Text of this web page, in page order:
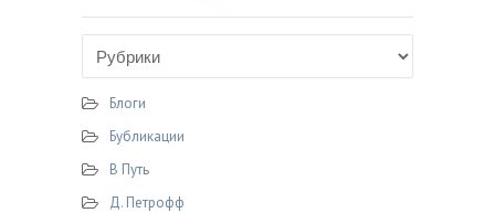
Блоги
Бубликации
В Путь
Д. Петрофф